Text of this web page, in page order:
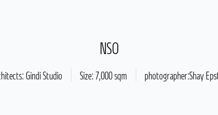
NSO
Gindi Studio Size: 7,000 sqm photographer:Shay